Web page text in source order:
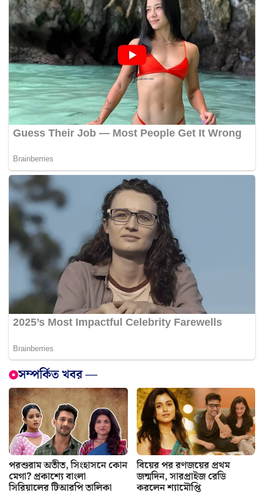
সম্পর্কিত খবর —
পরশুরাম অতীত, সিংহাসনে কোন
মেগা? প্রকাশ্যে বাংলা
সিরিয়ালের টিআরপি তালিকা
বিয়ের পর রণজয়ের প্রথম
জন্মদিন, সারপ্রাইজ রেডি
করলেন শ্যামৌপ্তি